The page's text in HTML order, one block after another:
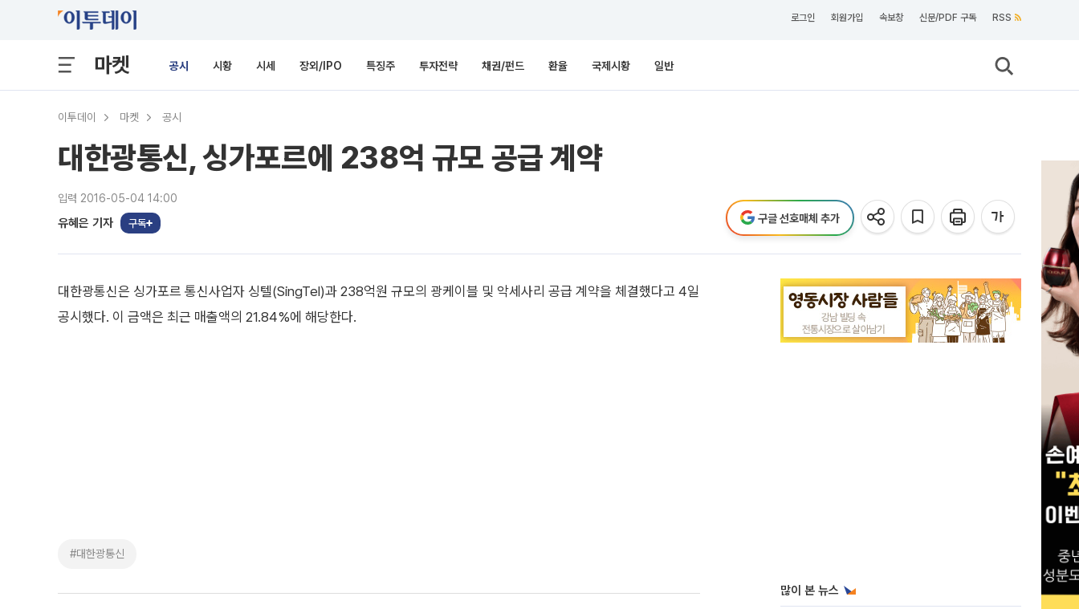
로그인 회원가입 속보창 신문/PDF 구독 RSS
마켓 공시 시황 시세 장외/IPO 특징주 투자전략 채권/펀드 환율 국제시황 일반
이투데이 마켓 공시
대한광통신, 싱가포르에 238억 규모 공급 계약
입력 2016-05-04 14:00
유혜은 기자 구독 구글 선호매체 추가
대한광통신은 싱가포르 통신사업자 싱텔(SingTel)과 238억원 규모의 광케이블 및 악세사리 공급 계약을 체결했다고 4일
공시했다. 이 금액은 최근 매출액의 21.84%에 해당한다.
#대한광통신
많이 본 뉴스